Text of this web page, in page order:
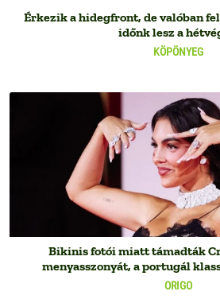
KÖPÖNYEG
Érkezik a hidegfront, de valóban
időnk lesz a
ORIGO
Bikinis fotói miatt támadták
menyasszonyát, a portugál